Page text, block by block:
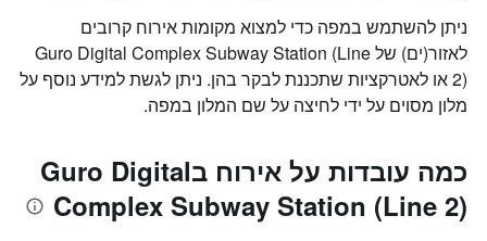
ניתן להשתמש במפה כדי למצוא מקומות אירוח קרובים
לאזור(ים) של Guro Digital Complex Subway Station (Line
2) או לאטרקציות שתכננת לבקר בהן. ניתן לגשת למידע נוסף על
מלון מסוים על ידי לחיצה על שם המלון במפה.
כמה עובדות על אירוח בGuro Digital
Complex Subway Station (Line 2)